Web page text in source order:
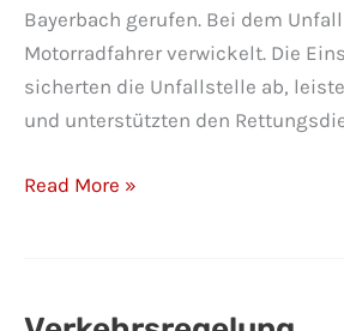
Bayerbach gerufen. Bei dem
Motorradfahrer verwickelt. Die
sicherten die Unfallstelle ab,
und unterstützten den
Verkehrsunfall
Read More »